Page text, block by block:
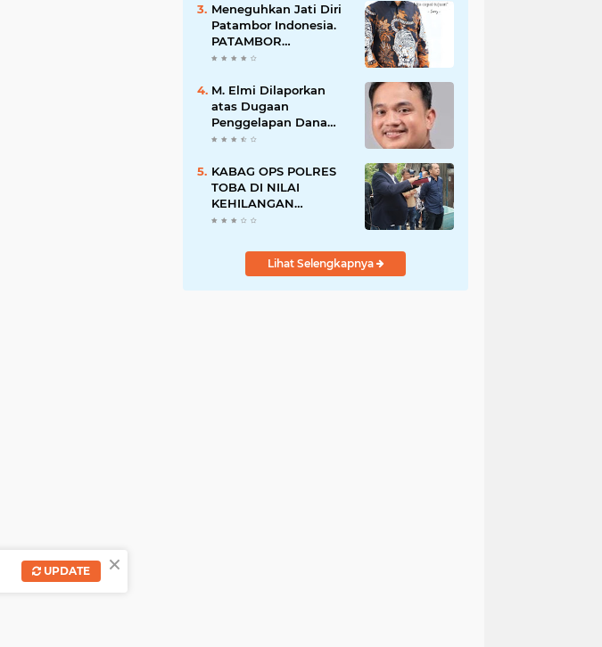
Saat Diciduk Bersama
Sabu
Meneguhkan Jati Diri
Patambor Indonesia.
PATAMBOR
INDONESIA Akan
Jakarta.
M. Elmi Dilaporkan
atas Dugaan
Penggelapan Dana
Pensiunan Guru dan
Pastikan Proses
Hukum Berjalan
KABAG OPS POLRES
TOBA DI NILAI
KEHILANGAN
INDEPENDENSI.
PENEMBOKAN TANAH
DI LAGUBOTI DAPAT
Lihat Selengkapnya
×
UPDATE